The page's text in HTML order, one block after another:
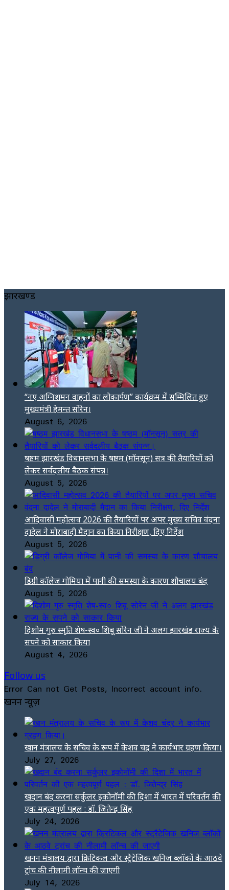
झारखण्ड
“नए अग्निशमन वाहनों का लोकार्पण” कार्यक्रम में सम्मिलित हुए
मुख्यमंत्री हेमन्त सोरेन।
August 6, 2026
षष्ठम झारखंड विधानसभा के षष्ठम (मॉनसून) सत्र की तैयारियों को
लेकर सर्वदलीय बैठक संपन्न।
August 5, 2026
आदिवासी महोत्सव 2026 की तैयारियों पर अपर मुख्य सचिव वंदना
दादेल ने मोराबादी मैदान का किया निरीक्षण, दिए निर्देश
August 5, 2026
डिग्री कॉलेज गोमिया में पानी की समस्या के कारण शौचालय बंद
August 5, 2026
दिशोम गुरु स्मृति शेष-स्व० शिबू सोरेन जी ने अलग झारखंड राज्य के
सपने को साकार किया
August 4, 2026
Follow us
Error Can not Get Posts, Incorrect account info.
खनन न्यूज़
खान मंत्रालय के सचिव के रूप में केशव चंद्र ने कार्यभार ग्रहण किया।
July 27, 2026
खदान बंद करना सर्कुलर इकोनॉमी की दिशा में भारत में परिवर्तन की
एक महत्वपूर्ण पहल : डॉ. जितेन्द्र सिंह
July 24, 2026
खनन मंत्रालय द्वारा क्रिटिकल और स्ट्रैटेजिक खनिज ब्लॉकों के आठवे
ट्रांच की नीलामी लॉन्च की जाएगी
July 14, 2026